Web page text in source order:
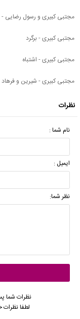
مجتبی کبیری و رسول رضایی
مجتبی کبیری - برگرد
مجتبی کبیری - اشتباه
مجتبی کبیری - شیرین و فرهاد
نظرات
نام شما :
ایمیل :
نظر شما:
نظرات شما
لطفا نظرات